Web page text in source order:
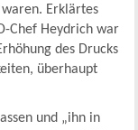
Erklärtes
Chef Heydrich war
des Drucks
überhaupt
und „ihn in